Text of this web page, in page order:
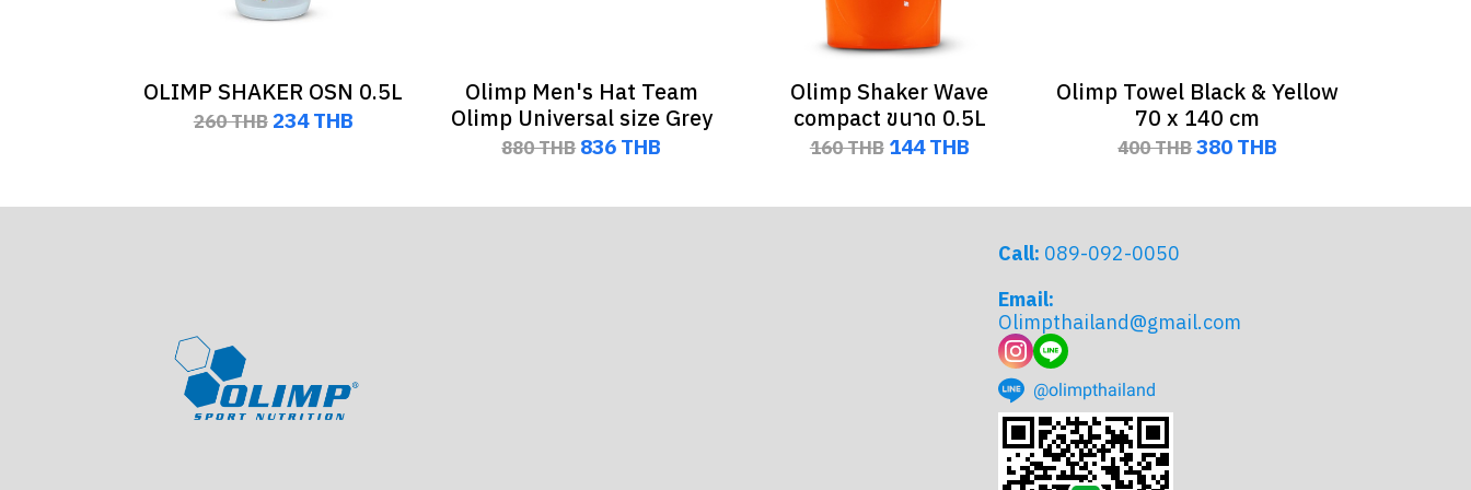
OLIMP SHAKER OSN 0.5L
260 THB 234 THB
Olimp Men's Hat Team
Olimp Universal size Grey
880 THB 836 THB
Olimp Shaker Wave
compact ขนาด 0.5L
160 THB 144 THB
Olimp Towel Black & Yellow
70 x 140 cm
400 THB380 THB
Call: 089-092-0050
Email:
Olimpthailand@gmail.com
@olimpthailand